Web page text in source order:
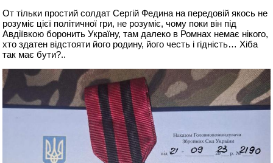
От тільки простий солдат Сергій Федина на передовій якось не
розуміє цієї політичної гри, не розуміє, чому поки він під
Авдіївкою боронить Україну, там далеко в Ромнах немає нікого,
хто здатен відстояти його родину, його честь і гідність… Хіба
так має бути?..